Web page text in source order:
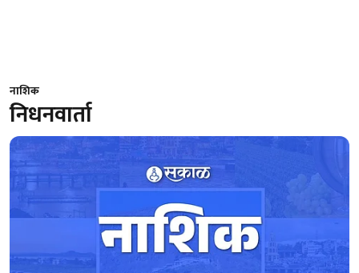
नाशिक
निधनवार्ता